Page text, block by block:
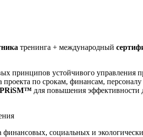
тренинга + международный
принципов устойчивого управления
по срокам, финансам,
PRiSM™ для повышения эффективности
социальных и